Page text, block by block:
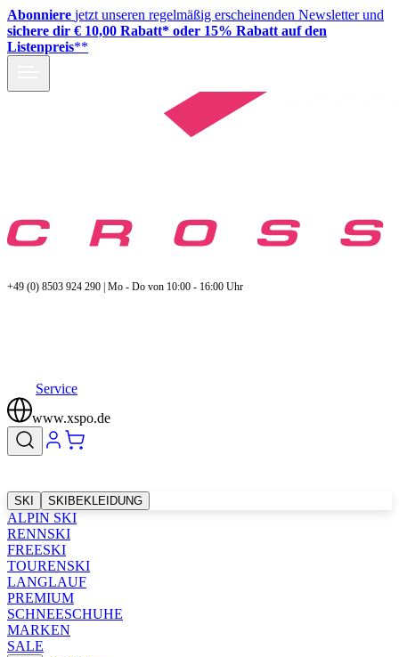
Abonniere jetzt unseren regelmäßig erscheinenden Newsletter und
sichere dir € 10,00 Rabatt* oder 15% Rabatt auf den
Listenpreis**
+49 (0) 8503 924 290 | Mo - Do von 10:00 - 16:00 Uhr
Service
www.xspo.de
SKI SKIBEKLEIDUNG
ALPIN SKI
RENNSKI
FREESKI
TOURENSKI
LANGLAUF
PREMIUM
SCHNEESCHUHE
MARKEN
SALE